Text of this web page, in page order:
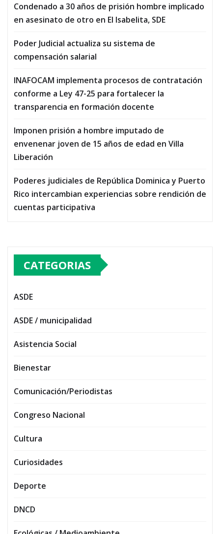
Condenado a 30 años de prisión hombre implicado
en asesinato de otro en El Isabelita, SDE
Poder Judicial actualiza su sistema de
compensación salarial
INAFOCAM implementa procesos de contratación
conforme a Ley 47-25 para fortalecer la
transparencia en formación docente
Imponen prisión a hombre imputado de
envenenar joven de 15 años de edad en Villa
Liberación
Poderes judiciales de República Dominica y Puerto
Rico intercambian experiencias sobre rendición de
cuentas participativa
CATEGORIAS
ASDE
ASDE / municipalidad
Asistencia Social
Bienestar
Comunicación/Periodistas
Congreso Nacional
Cultura
Curiosidades
Deporte
DNCD